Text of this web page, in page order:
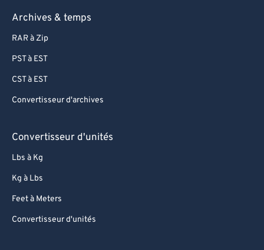
Archives & temps
RAR à Zip
PST à EST
CST à EST
Convertisseur d'archives
Convertisseur d'unités
Lbs à Kg
Kg à Lbs
Feet à Meters
Convertisseur d'unités